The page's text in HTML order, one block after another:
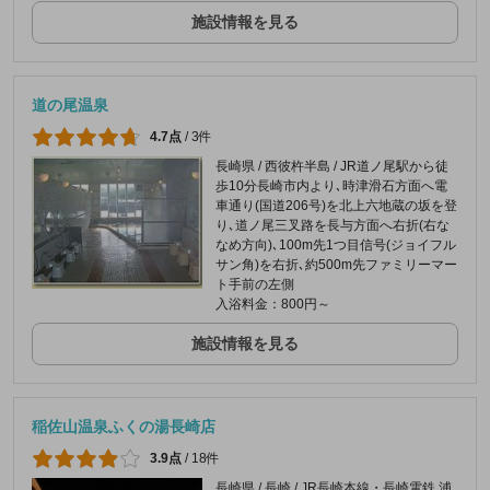
施設情報を見る
道の尾温泉
4.7点 /3件
長崎県 / 西彼杵半島 / JR道ノ尾駅から徒
歩10分長崎市内より､時津滑石方面へ電
車通り(国道206号)を北上六地蔵の坂を登
り､道ノ尾三叉路を長与方面へ右折(右な
なめ方向)､100m先1つ目信号(ジョイフル
サン角)を右折､約500m先ファミリーマー
ト手前の左側
入浴料金：800円～
施設情報を見る
稲佐山温泉ふくの湯長崎店
3.9点 / 18件